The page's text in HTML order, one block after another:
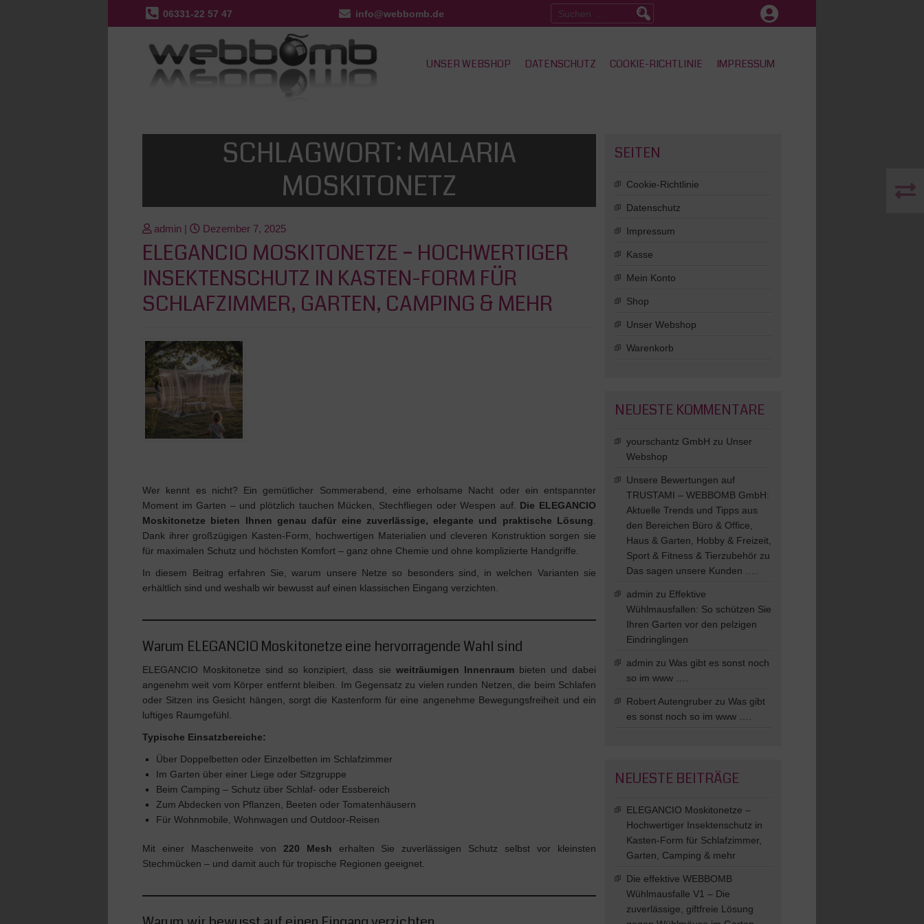
06331-22 57 47 info@webbomb.de
Suchen
nach:
UNSER WEBSHOP DATENSCHUTZ COOKIE-RICHTLINIE IMPRESSUM
SCHLAGWORT: MALARIA
MOSKITONETZ
admin | Dezember 7, 2025
ELEGANCIO MOSKITONETZE – HOCHWERTIGER
INSEKTENSCHUTZ IN KASTEN-FORM FÜR
SCHLAFZIMMER, GARTEN, CAMPING & MEHR
Wer kennt es nicht? Ein gemütlicher Sommerabend, eine erholsame Nacht oder ein entspannter
Moment im Garten – und plötzlich tauchen Mücken, Stechfliegen oder Wespen auf. Die ELEGANCIO
Moskitonetze bieten Ihnen genau dafür eine zuverlässige, elegante und praktische Lösung
Dank ihrer großzügigen Kasten-Form, hochwertigen Materialien und cleveren Konstruktion sorgen sie
für maximalen Schutz und höchsten Komfort – ganz ohne Chemie und ohne komplizierte Handgriffe.
In diesem Beitrag erfahren Sie, warum unsere Netze so besonders sind, in welchen Varianten sie
erhältlich sind und weshalb wir bewusst auf einen klassischen Eingang verzichten.
Warum ELEGANCIO Moskitonetze eine hervorragende Wahl sind
ELEGANCIO Moskitonetze sind so konzipiert, dass sie weiträumigen Innenraumbieten und dabei
angenehm weit vom Körper entfernt bleiben. Im Gegensatz zu vielen runden Netzen, die beim Schlafen
oder Sitzen ins Gesicht hängen, sorgt die Kastenform für eine angenehme Bewegungsfreiheit und ein
luftiges Raumgefühl.
Typische Einsatzbereiche:
Über Doppelbetten oder Einzelbetten im Schlafzimmer
Im Garten über einer Liege oder Sitzgruppe
Beim Camping – Schutz über Schlaf- oder Essbereich
Zum Abdecken von Pflanzen, Beeten oder Tomatenhäusern
Für Wohnmobile, Wohnwagen und Outdoor-Reisen
Mit einer Maschenweite von 220 Mesh erhalten Sie zuverlässigen Schutz selbst vor kleinsten
Stechmücken – und damit auch für tropische Regionen geeignet.
SEITEN
Cookie-Richtlinie
Datenschutz
Impressum
Kasse
Mein Konto
Shop
Unser Webshop
Warenkorb
NEUESTE KOMMENTARE
yourschantz GmbH zu Unser
Webshop
Unsere Bewertungen auf
TRUSTAMI – WEBBOMB GmbH:
Aktuelle Trends und Tipps aus
den Bereichen Büro & Office,
Haus & Garten, Hobby & Freizeit,
Sport & Fitness & Tierzubehör zu
Das sagen unsere Kunden ….
admin zu Effektive
Wühlmausfallen: So schützen Sie
Ihren Garten vor den pelzigen
Eindringlingen
admin zu Was gibt es sonst noch
so im www ….
Robert Autengruber zu Was gibt
es sonst noch so im www ….
NEUESTE BEITRÄGE
ELEGANCIO Moskitonetze –
Hochwertiger Insektenschutz in
Kasten-Form für Schlafzimmer,
Garten, Camping & mehr
Die effektive WEBBOMB
Wühlmausfalle V1 – Die
zuverlässige, giftfreie Lösung